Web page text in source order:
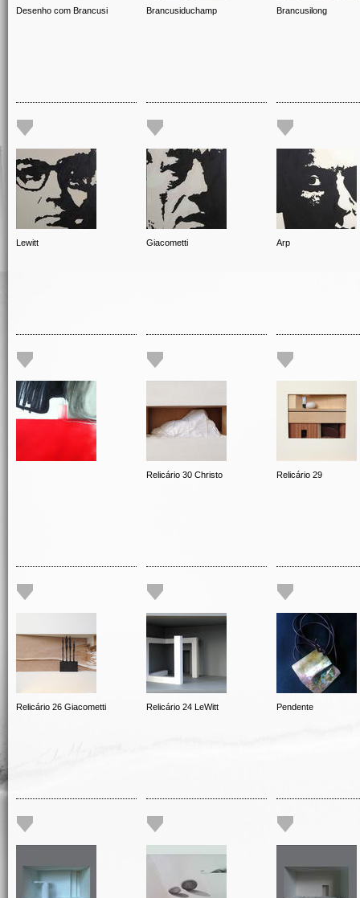
Desenho com Brancusi Brancusiduchamp Brancusilong
Lewitt Giacometti Arp
Relicário 30 Christo Relicário 29
Relicário 26 Giacometti Relicário 24 LeWitt Pendente